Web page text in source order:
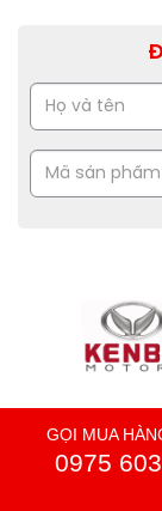
GỌI MUA
0975